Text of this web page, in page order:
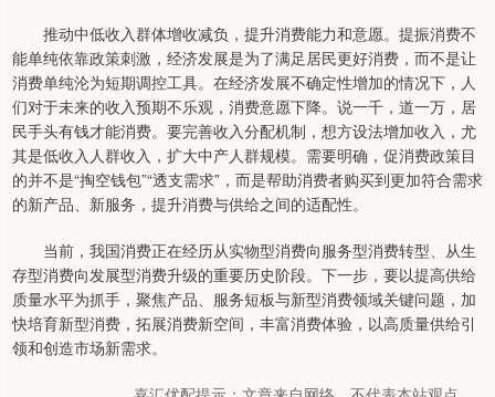
推动中低收入群体增收减负，提升消费能力和意愿。提振消费不
能单纯依靠政策刺激，经济发展是为了满足居民更好消费，而不是让
消费单纯沦为短期调控工具。在经济发展不确定性增加的情况下，人
们对于未来的收入预期不乐观，消费意愿下降。说一千，道一万，居
民手头有钱才能消费。要完善收入分配机制，想方设法增加收入，尤
其是低收入人群收入，扩大中产人群规模。需要明确，促消费政策目
的并不是“掏空钱包”“透支需求”，而是帮助消费者购买到更加符合需求
的新产品、新服务，提升消费与供给之间的适配性。
当前，我国消费正在经历从实物型消费向服务型消费转型、从生
存型消费向发展型消费升级的重要历史阶段。下一步，要以提高供给
质量水平为抓手，聚焦产品、服务短板与新型消费领域关键问题，加
快培育新型消费，拓展消费新空间，丰富消费体验，以高质量供给引
领和创造市场新需求。